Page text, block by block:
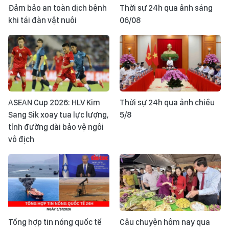
Đảm bảo an toàn dịch bệnh
khi tái đàn vật nuôi
Thời sự 24h qua ảnh sáng
06/08
ASEAN Cup 2026: HLV Kim
Sang Sik xoay tua lực lượng,
tính đường dài bảo vệ ngôi
vô địch
Thời sự 24h qua ảnh chiều
5/8
Tổng hợp tin nóng quốc tế
Câu chuyện hôm nay qua